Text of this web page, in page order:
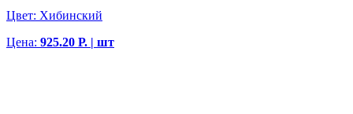
Цвет: Хибинский
Цена: 925.20 Р. | шт